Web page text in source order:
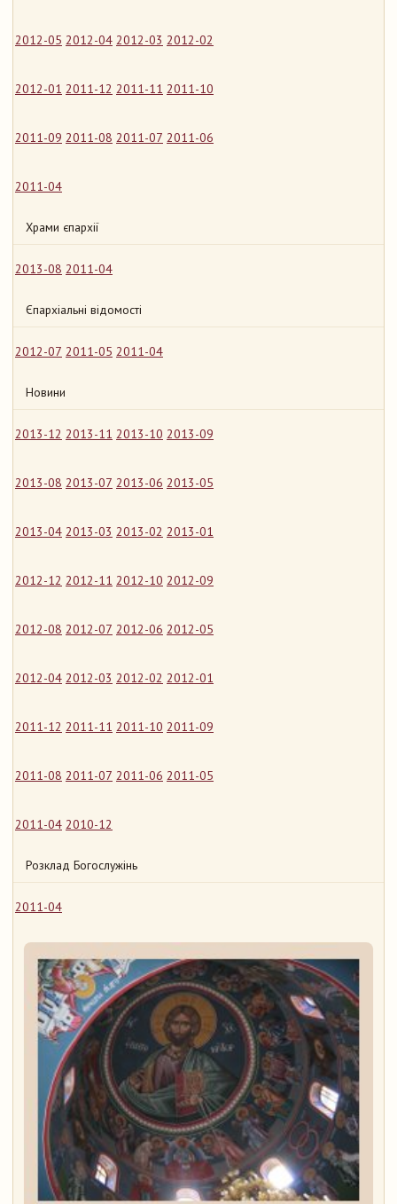
2012-05 2012-04 2012-03 2012-02
2012-01 2011-12 2011-11 2011-10
2011-09 2011-08 2011-07 2011-06
2011-04
Храми єпархії
2013-08 2011-04
Єпархіальні відомості
2012-07 2011-05 2011-04
Новини
2013-12 2013-11 2013-10 2013-09
2013-08 2013-07 2013-06 2013-05
2013-04 2013-03 2013-02 2013-01
2012-12 2012-11 2012-10 2012-09
2012-08 2012-07 2012-06 2012-05
2012-04 2012-03 2012-02 2012-01
2011-12 2011-11 2011-10 2011-09
2011-08 2011-07 2011-06 2011-05
2011-04 2010-12
Розклад Богослужінь
2011-04